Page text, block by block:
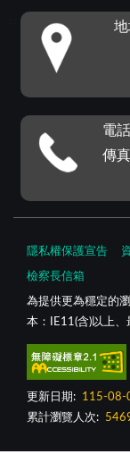
電
傳
隱私權保護宣告
檢察長信箱
為提供更為穩定的
本：IE11(含)以上
更新日期:
115-08-
累計瀏覽人次: